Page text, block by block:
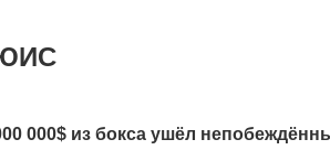
000$ из бокса ушёл